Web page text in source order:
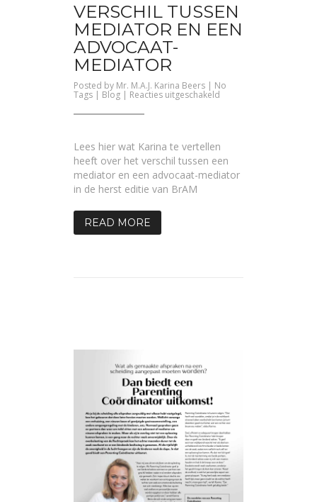
VERSCHIL TUSSEN
MEDIATOR EN EEN
ADVOCAAT-
MEDIATOR
Posted by Mr. M.A.J. Karina Beers | No
Tags | Blog | Reacties uitgeschakeld
advocaat-
mediator
Lees hier wat Karina te vertellen
heeft over het verschil tussen een
mediator en een advocaat-mediator
in de herst editie van BrAM
READ MORE